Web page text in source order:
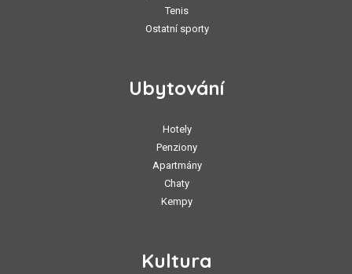
Tenis
Ostatní sporty
Ubytování
Hotely
Penziony
Apartmány
Chaty
Kempy
Kultura